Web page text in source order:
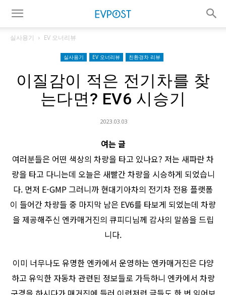
실사용기 EV 오너리뷰
실사용기 EV 오너리뷰 친환경차 리뷰
이질감이 적은 전기차를 찾
는다면? EV6 시승기
2023.03.03
여는 글
여러분들은 어떤 색상의 차량을 타고 있나요? 저는 새파란 차
량을 타고 다니는데 오늘은 새빨간 차량을 시승하게 되었습니
다. 먼저 E-GMP 그러니까 현대기아차의 전기차 전용 플랫폼
이 들어간 차량들 중 마지막 남은 EV6를 타보게 되었는데 차량
을 제공해주신 엔카매거진의 큐피디님께 감사의 말씀을 드립
니다.
이미 너무나도 유명한 엔카에서 운영하는 엔카매거진은 다양
하고 유익한 자동차 관련된 정보들로 가득하니 엔카에서 차량